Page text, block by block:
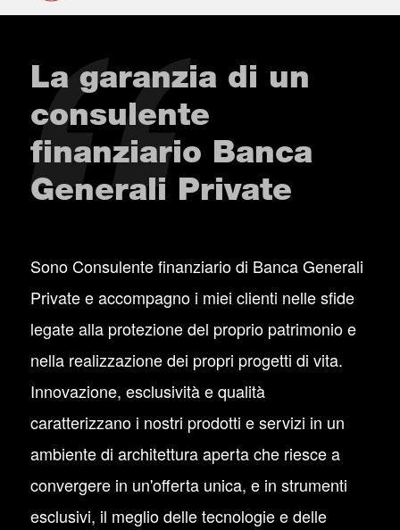
La garanzia di un
consulente
finanziario Banca
Generali Private
Sono Consulente finanziario di Banca Generali
Private e accompagno i miei clienti nelle sfide
legate alla protezione del proprio patrimonio e
nella realizzazione dei propri progetti di vita.
Innovazione, esclusività e qualità
caratterizzano i nostri prodotti e servizi in un
ambiente di architettura aperta che riesce a
convergere in un'offerta unica, e in strumenti
esclusivi, il meglio delle tecnologie e delle